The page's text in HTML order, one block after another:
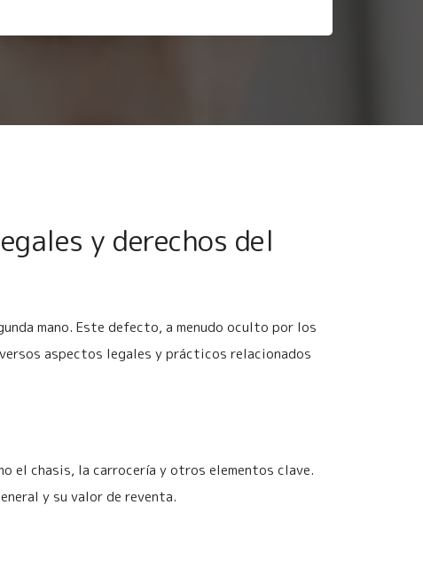
y derechos del
mano. Este defecto, a menudo oculto por los
aspectos legales y prácticos relacionados
el chasis, la carrocería y otros elementos clave.
y su valor de reventa.